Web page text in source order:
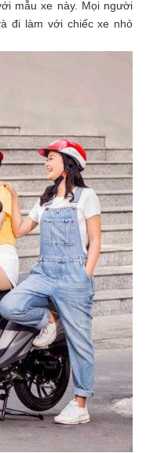
mẫu xe này. Mọi người
đi làm với chiếc xe nhỏ